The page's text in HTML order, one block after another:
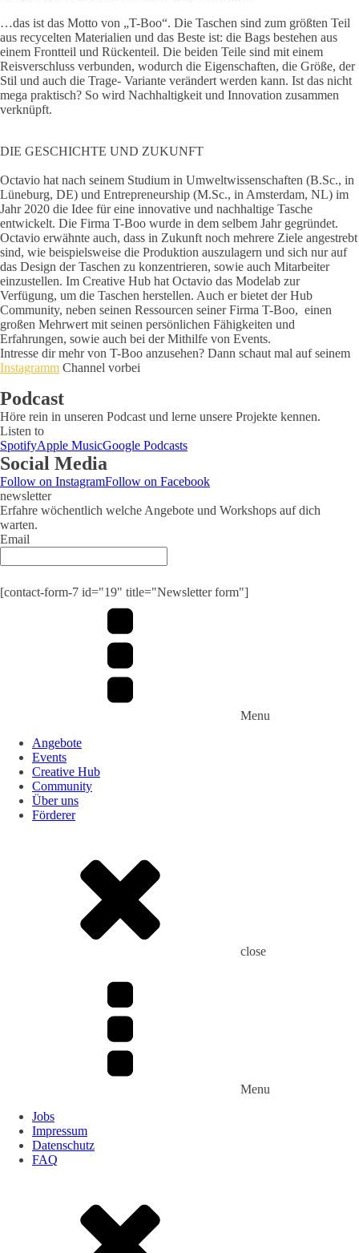
…das ist das Motto von „T-Boo“. Die Taschen sind zum größten Teil
aus recycelten Materialien und das Beste ist: die Bags bestehen aus
einem Frontteil und Rückenteil. Die beiden Teile sind mit einem
Reisverschluss verbunden, wodurch die Eigenschaften, die Größe, der
Stil und auch die Trage- Variante verändert werden kann. Ist das nicht
mega praktisch? So wird Nachhaltigkeit und Innovation zusammen
verknüpft.
DIE GESCHICHTE UND ZUKUNFT
Octavio hat nach seinem Studium in Umweltwissenschaften (B.Sc., in
Lüneburg, DE) und Entrepreneurship (M.Sc., in Amsterdam, NL) im
Jahr 2020 die Idee für eine innovative und nachhaltige Tasche
entwickelt. Die Firma T-Boo wurde in dem selbem Jahr gegründet.
Octavio erwähnte auch, dass in Zukunft noch mehrere Ziele angestrebt
sind, wie beispielsweise die Produktion auszulagern und sich nur auf
das Design der Taschen zu konzentrieren, sowie auch Mitarbeiter
einzustellen. Im Creative Hub hat Octavio das Modelab zur
Verfügung, um die Taschen herstellen. Auch er bietet der Hub
Community, neben seinen Ressourcen seiner Firma T-Boo, einen
großen Mehrwert mit seinen persönlichen Fähigkeiten und
Erfahrungen, sowie auch bei der Mithilfe von Events.
Intresse dir mehr von T-Boo anzusehen? Dann schaut mal auf seinem
Instagramm Channel vorbei
Podcast
Höre rein in unseren Podcast und lerne unsere Projekte kennen.
Listen to
SpotifyApple MusicGoogle Podcasts
Social Media
Follow on InstagramFollow on Facebook
newsletter
Erfahre wöchentlich welche Angebote und Workshops auf dich
warten.
Email
[contact-form-7 id="19" title="Newsletter form"]
Menu
Angebote
Events
Creative Hub
Community
Über uns
Förderer
close
Menu
Jobs
Impressum
Datenschutz
FAQ